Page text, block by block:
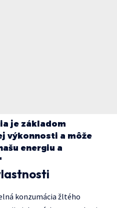
je základom
výkonnosti a môže
energiu a
konzumácia žltého